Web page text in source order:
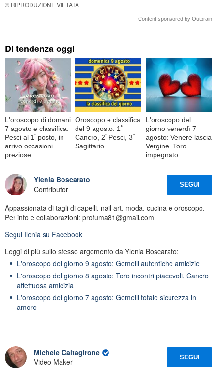
© RIPRODUZIONE VIETATA
Content sponsored by Outbrain
Di tendenza oggi
L'oroscopo di domani
7 agosto e classifica:
Pesci al 1ﾟposto, in
arrivo occasioni
preziose
Oroscopo e classifica
del 9 agosto: 1ﾟ
Cancro, 2ﾟPesci, 3ﾟ
Sagittario
L'oroscopo del
giorno venerdì 7
agosto: Venere lascia
Vergine, Toro
impegnato
Ylenia Boscarato
Contributor
SEGUI
Appassionata di tagli di capelli, nail art, moda, cucina e oroscopo.
Per info e collaborazioni: profuma81@gmail.com.
Segui Ilenia su Facebook
Leggi di più sullo stesso argomento da Ylenia Boscarato:
L'oroscopo del giorno 9 agosto: Gemelli autentiche amicizie
L'oroscopo del giorno 8 agosto: Toro incontri piacevoli, Cancro
affettuosa amicizia
L'oroscopo del giorno 7 agosto: Gemelli totale sicurezza in
amore
Michele Caltagirone
Video Maker
SEGUI